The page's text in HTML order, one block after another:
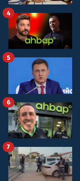
4
5
6
7